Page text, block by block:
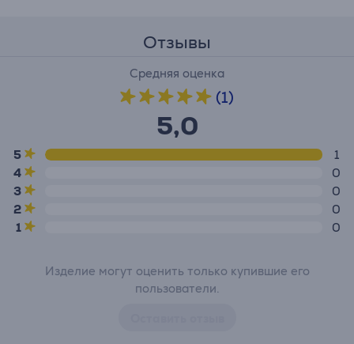
Отзывы
Средняя оценка
(1)
5,0
5
1
4
0
3
0
2
0
1
0
Изделие могут оценить только купившие его
пользователи.